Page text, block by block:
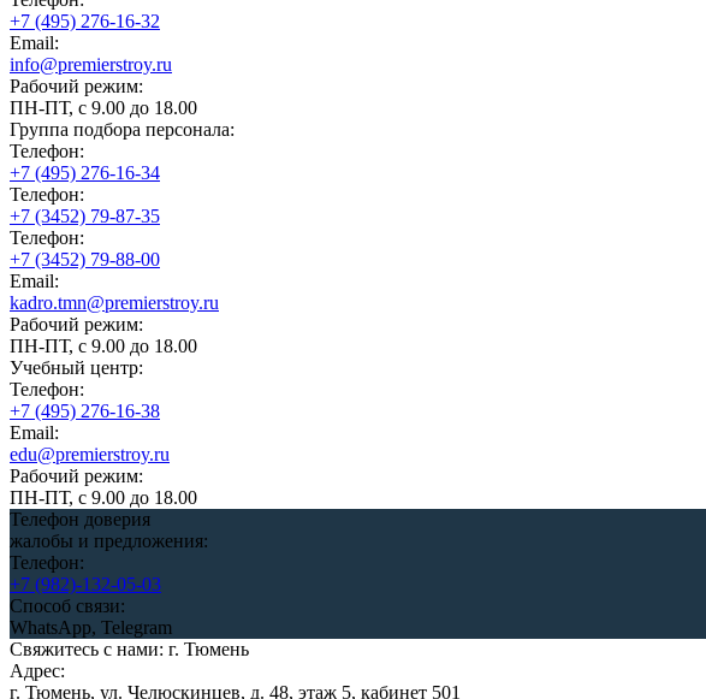
+7 (495) 276-16-32
Email:
info@premierstroy.ru
Рабочий режим:
ПН-ПТ, с 9.00 до 18.00
Группа подбора персонала:
Телефон:
+7 (495) 276-16-34
Телефон:
+7 (3452) 79-87-35
Телефон:
+7 (3452) 79-88-00
Email:
kadro.tmn@premierstroy.ru
Рабочий режим:
ПН-ПТ, с 9.00 до 18.00
Учебный центр:
Телефон:
+7 (495) 276-16-38
Email:
edu@premierstroy.ru
Рабочий режим:
ПН-ПТ, с 9.00 до 18.00
Телефон доверия
жалобы и предложения:
Телефон:
+7 (982)-132-05-03
Способ связи:
WhatsApp, Telegram
Свяжитесь с нами: г. Тюмень
Адрес:
г. Тюмень, ул. Челюскинцев, д. 48, этаж 5, кабинет 501